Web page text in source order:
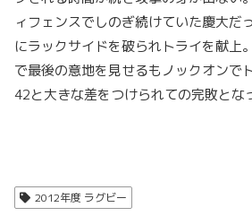
ィフェンスでしのぎ続けていた慶大だ
にラックサイドを破られトライを献上
で最後の意地を見せるもノックオンで
42と大きな差をつけられての完敗とな
2012年度 ラグビー